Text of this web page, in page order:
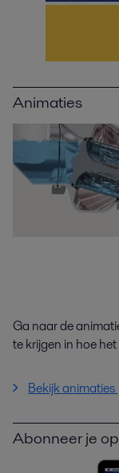
Animaties
Ga naar de
te krijgen in hoe
Bekijk animaties
Abonneer je